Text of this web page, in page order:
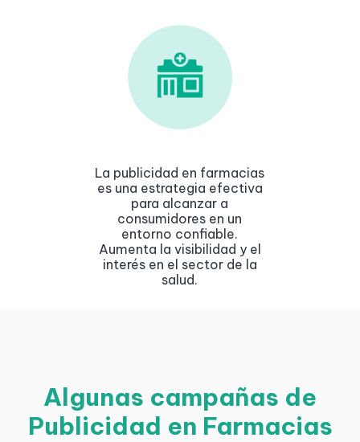
La publicidad en farmacias
es una estrategia efectiva
para alcanzar a
consumidores en un
entorno confiable.
Aumenta la visibilidad y el
interés en el sector de la
salud.
Algunas campañas de
Publicidad en Farmacias